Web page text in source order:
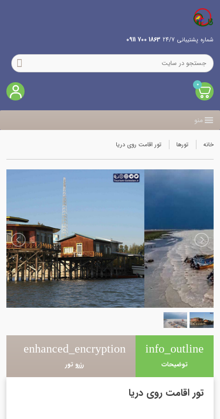
شماره پشتیبانی 24/7 1863 700 0911
0
منو
خانه تورها تور اقامت روی دریا
info_outline
توضیحات
enhanced_encryption
رزرو تور
تور اقامت روی دریا